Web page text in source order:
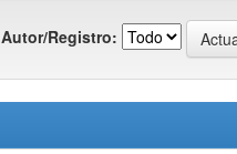
Autor/Registro: